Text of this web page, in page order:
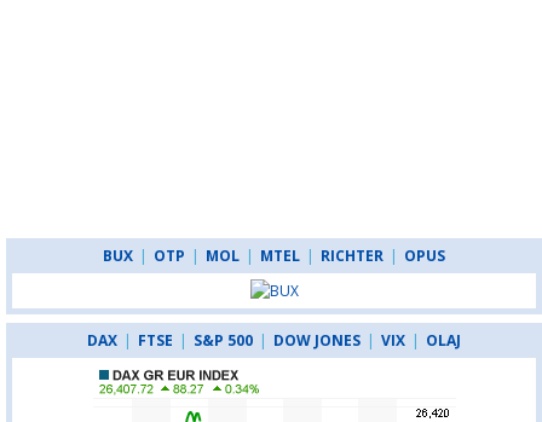
BUX | OTP | MOL | MTEL | RICHTER | OPUS
DAX | FTSE | S&P 500 | DOW JONES | VIX | OLAJ